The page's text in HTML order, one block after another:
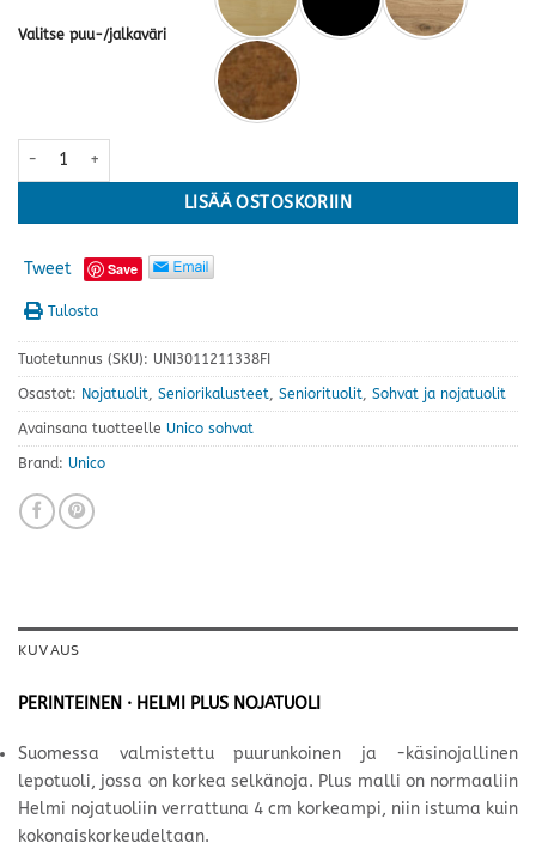
Valitse puu-/jalkaväri
Helmi Plus nojatuoli · useita värejä määrä
LISÄÄ OSTOSKORIIN
Tweet Save
Tulosta
Tuotetunnus (SKU): UNI3011211338FI
Osastot: Nojatuolit Seniorikalusteet Seniorituolit Sohvat ja nojatuolit
Avainsana tuotteelle Unico sohvat
Brand: Unico
KUVAUS
PERINTEINEN · HELMI PLUS NOJATUOLI
Suomessa valmistettu puurunkoinen ja -käsinojallinen
lepotuoli, jossa on korkea selkänoja. Plus malli on normaaliin
Helmi nojatuoliin verrattuna 4 cm korkeampi, niin istuma kuin
kokonaiskorkeudeltaan.